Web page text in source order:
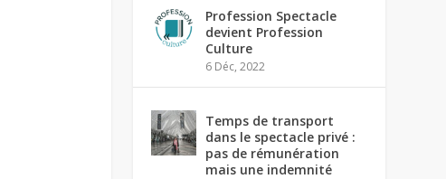
Profession Spectacle
devient Profession
Culture
6 Déc, 2022
Temps de transport
dans le spectacle privé :
pas de rémunération
mais une indemnité